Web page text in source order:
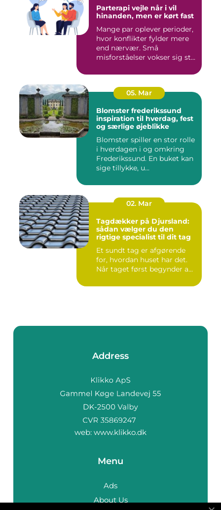
Parterapi vejle når i vil
hinanden, men er kørt fast
Mange par oplever perioder,
hvor konflikter fylder mere
end nærvær. Små
misforståelser vokser sig st...
05. Mar
Blomster frederikssund
inspiration til hverdag, fest
og særlige øjeblikke
Blomster spiller en stor rolle
i hverdagen i og omkring
Frederikssund. En buket kan
sige tillykke, u...
02. Mar
Tagdækker på Djursland:
sådan vælger du den
rigtige specialist til dit tag
Et sundt tag er afgørende
for, hvordan huset har det.
Når taget først begynder a...
Address
web: www.klikko.dk
Menu
Ads
About Us